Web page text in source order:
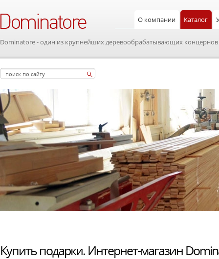
О компании Каталог
Dominatore - один из крупнейших деревообрабатывающих
Купить подарки. Интернет-магазин